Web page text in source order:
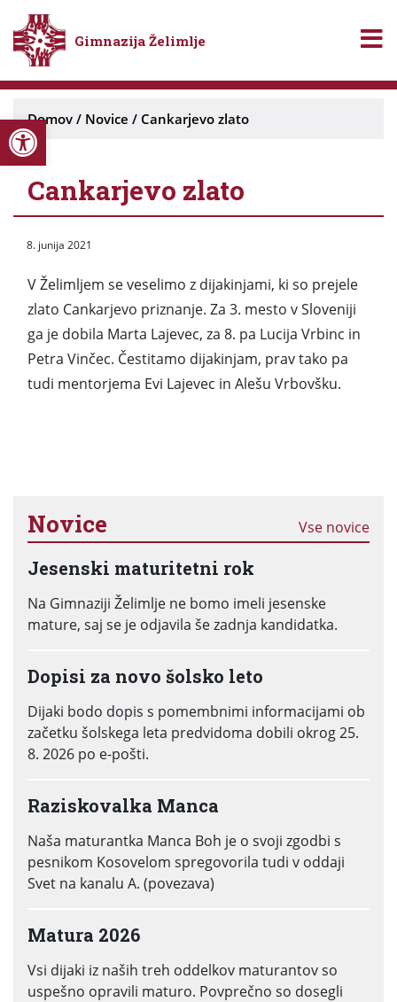
Open toolbar
Gimnazija Želimlje
Domov / Novice / Cankarjevo zlato
Cankarjevo zlato
8. junija 2021
V Želimljem se veselimo z dijakinjami, ki so prejele
zlato Cankarjevo priznanje. Za 3. mesto v Sloveniji
ga je dobila Marta Lajevec, za 8. pa Lucija Vrbinc in
Petra Vinčec. Čestitamo dijakinjam, prav tako pa
tudi mentorjema Evi Lajevec in Alešu Vrbovšku.
Novice Vse novice
Jesenski maturitetni rok
Na Gimnaziji Želimlje ne bomo imeli jesenske
mature, saj se je odjavila še zadnja kandidatka.
Dopisi za novo šolsko leto
Dijaki bodo dopis s pomembnimi informacijami ob
začetku šolskega leta predvidoma dobili okrog 25.
8. 2026 po e-pošti.
Raziskovalka Manca
Naša maturantka Manca Boh je o svoji zgodbi s
pesnikom Kosovelom spregovorila tudi v oddaji
Svet na kanalu A. (povezava)
Matura 2026
Vsi dijaki iz naših treh oddelkov maturantov so
uspešno opravili maturo. Povprečno so dosegli